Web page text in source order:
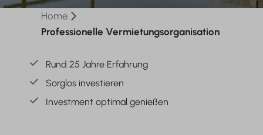
Home
Professionelle Vermietungsorganisation
Rund 25 Jahre Erfahrung
Sorglos investieren
Investment optimal genießen